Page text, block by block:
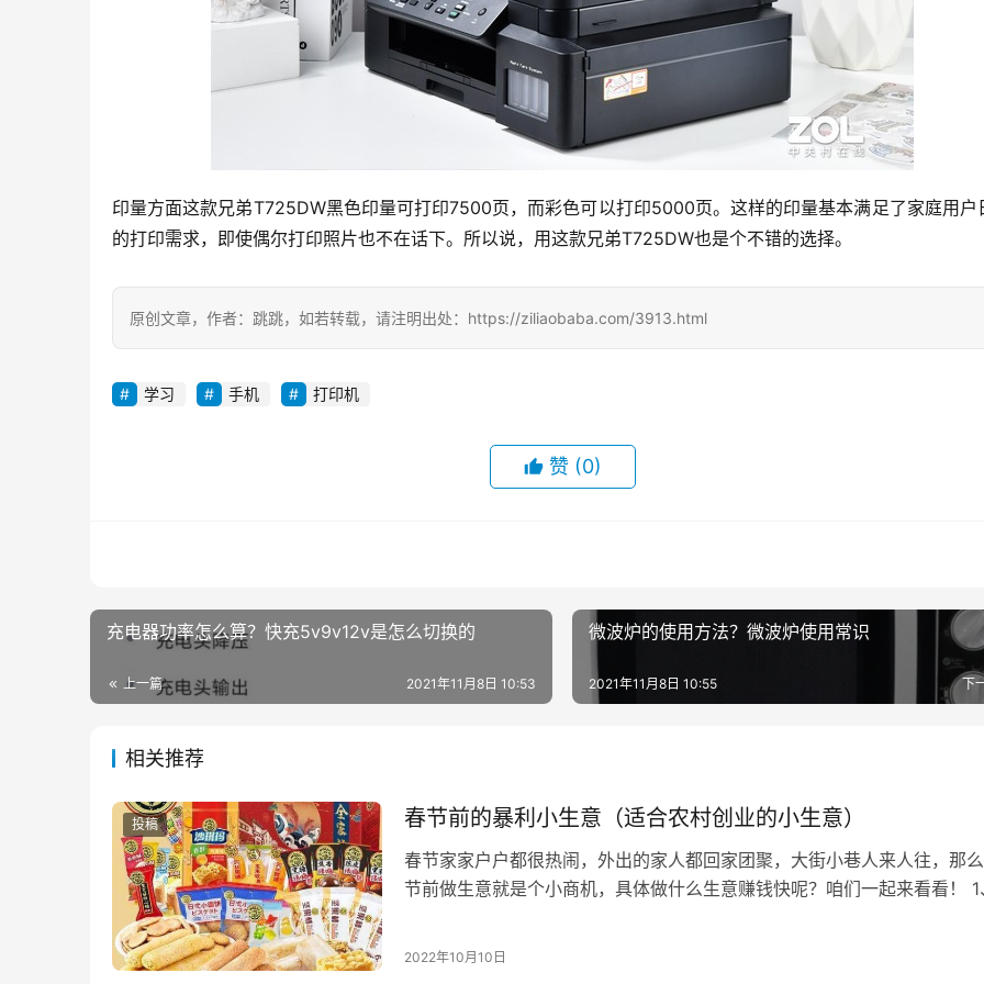
印量方面这款兄弟T725DW黑色印量可打印7500页，而彩色可以打印5000页。这样的印量基本满足了家庭用户
的打印需求，即使偶尔打印照片也不在话下。所以说，用这款兄弟T725DW也是个不错的选择。
原创文章，作者：跳跳，如若转载，请注明出处：https://ziliaobaba.com/3913.html
学习 手机 打印机
赞 (0)
充电器功率怎么算？快充5v9v12v是怎么切换的
上一篇 2021年11月8日 10:53
微波炉的使用方法？微波炉使用常识
下
2021年11月8日 10:55
相关推荐
投稿 春节前的暴利小生意（适合农村创业的小生意）
春节家家户户都很热闹，外出的家人都回家团聚，大街小巷人来人往，那
节前做生意就是个小商机，具体做什么生意赚钱快呢？咱们一起来看看！ 1
2022年10月10日